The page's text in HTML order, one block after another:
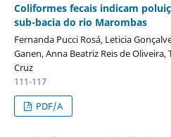
Coliformes fecais indicam
sub-bacia do rio Marombas
Fernanda Pucci Rosá, Leticia
Ganen, Anna Beatriz Reis de
Cruz
111-117
PDF/A